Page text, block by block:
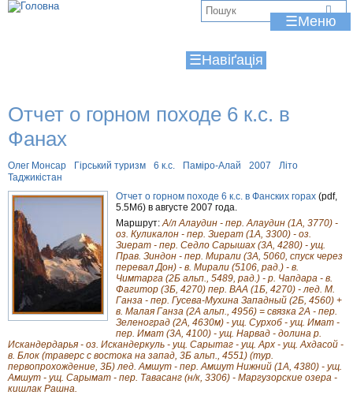
Jump to navigation
☰
☰
Отчет о горном походе 6 к.с. в
Фанах
Олег Монсар Гірський туризм 6 к.с. Паміро-Алай 2007
Літо
Таджикістан
Отчет о горном походе 6 к.с. в Фанских горах (pdf,
5.5Мб) в августе 2007 года.
Маршрут:А/л Алаудин - пер. Алаудин (1А, 3770) -
оз. Куликалон - пер. Зиерат (1А, 3300) - оз.
Зиерат - пер. Седло Сарышах (3А, 4280) - ущ.
Прав. Зиндон - пер. Мирали (3А, 5060, спуск через
перевал Дон) - в. Мирали (5106, рад.) - в.
Чимтарга (2Б альп., 5489, рад.) - р. Чапдара - в.
Фагитор (3Б, 4270) пер. ВАА (1Б, 4270) - лед. М.
Ганза - пер. Гусева-Мухина Западный (2Б, 4560) +
в. Малая Ганза (2А альп., 4956) = связка 2А - пер.
Зеленоград (2А, 4630м) - ущ. Сурхоб - ущ. Имат -
пер. Имат (3А, 4100) - ущ. Нарвад - долина р.
Искандердарья - оз. Искандеркуль - ущ. Сарытаг - ущ. Арх - ущ. Ахдасой -
в. Блок (траверс с востока на запад, 3Б альп., 4551) (тур.
первопрохождение, 3Б) лед. Амшут - пер. Амшут Нижний (1А, 4380) - ущ.
Амшут - ущ. Сарымат - пер. Тавасанг (н/к, 3306) - Маргузорские озера -
кишлак Рашна.